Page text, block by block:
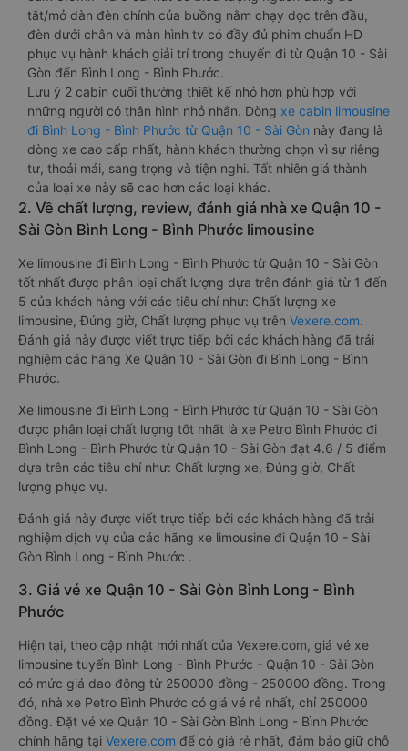
tắt/mở dàn đèn chính của buồng nằm chạy dọc trên đầu,
đèn dưới chân và màn hình tv có đầy đủ phim chuẩn HD
phục vụ hành khách giải trí trong chuyến đi từ Quận 10 - Sài
Gòn đến Bình Long - Bình Phước.
Lưu ý 2 cabin cuối thường thiết kế nhỏ hơn phù hợp với
những người có thân hình nhỏ nhắn. Dòng xe cabin limousine
đi Bình Long - Bình Phước từ Quận 10 - Sài Gòn này đang là
dòng xe cao cấp nhất, hành khách thường chọn vì sự riêng
tư, thoải mái, sang trọng và tiện nghi. Tất nhiên giá thành
của loại xe này sẽ cao hơn các loại khác.
2. Về chất lượng, review, đánh giá nhà xe Quận 10 -
Sài Gòn Bình Long - Bình Phước limousine
Xe limousine đi Bình Long - Bình Phước từ Quận 10 - Sài Gòn
tốt nhất được phân loại chất lượng dựa trên đánh giá từ 1 đến
5 của khách hàng với các tiêu chí như: Chất lượng xe
limousine, Đúng giờ, Chất lượng phục vụ trên Vexere.com.
Đánh giá này được viết trực tiếp bởi các khách hàng đã trải
nghiệm các hãng Xe Quận 10 - Sài Gòn đi Bình Long - Bình
Phước.
Xe limousine đi Bình Long - Bình Phước từ Quận 10 - Sài Gòn
được phân loại chất lượng tốt nhất là xe Petro Bình Phước đi
Bình Long - Bình Phước từ Quận 10 - Sài Gòn đạt 4.6 / 5 điểm
dựa trên các tiêu chí như: Chất lượng xe, Đúng giờ, Chất
lượng phục vụ.
Đánh giá này được viết trực tiếp bởi các khách hàng đã trải
nghiệm dịch vụ của các hãng xe limousine đi Quận 10 - Sài
Gòn Bình Long - Bình Phước .
3. Giá vé xe Quận 10 - Sài Gòn Bình Long - Bình
Phước
Hiện tại, theo cập nhật mới nhất của Vexere.com, giá vé xe
limousine tuyến Bình Long - Bình Phước - Quận 10 - Sài Gòn
có mức giá dao động từ 250000 đồng - 250000 đồng. Trong
đó, nhà xe Petro Bình Phước có giá vé rẻ nhất, chỉ 250000
đồng. Đặt vé xe Quận 10 - Sài Gòn Bình Long - Bình Phước
chính hãng tại Vexere.com để có giá rẻ nhất, đảm bảo giữ chỗ